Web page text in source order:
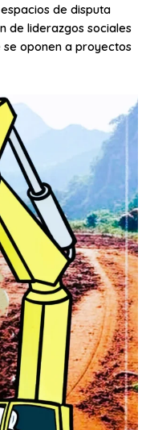
de disputa
de liderazgos sociales
oponen a proyectos